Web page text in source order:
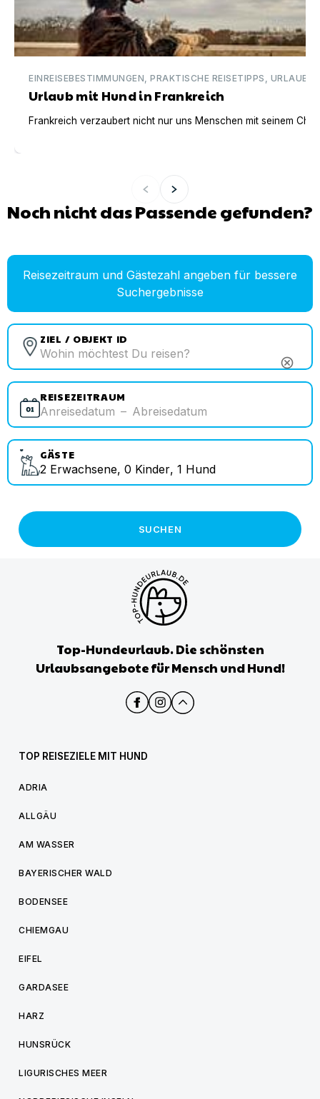
EINREISEBESTIMMUNGEN, PRAKTISCHE REISETIPPS,
Urlaub mit Hund in Frankreich
Frankreich verzaubert nicht nur uns Menschen mit seinem
Noch nicht das Passende gefunden?
Reisezeitraum und Gästezahl angeben für bessere
Suchergebnisse
ZIEL / OBJEKT ID
cancel
REISEZEITRAUM
Anreisedatum – Abreisedatum
GÄSTE
2 Erwachsene, 0 Kinder, 1 Hund
SUCHEN
Top-Hundeurlaub. Die schönsten
Urlaubsangebote für Mensch und Hund!
TOP REISEZIELE MIT HUND
ADRIA
ALLGÄU
AM WASSER
BAYERISCHER WALD
BODENSEE
CHIEMGAU
EIFEL
GARDASEE
HARZ
HUNSRÜCK
LIGURISCHES MEER